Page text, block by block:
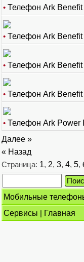
• Телефон Ark Benefit
• Телефон Ark Benefit
• Телефон Ark Benefit
• Телефон Ark Benefit
• Телефон Ark Power
Далее »
« Назад
Страница: 1, 2, 3, 4, 5,
Мобильные
Сервисы | Главная